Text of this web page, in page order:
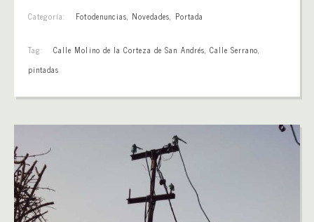
Categoría: Fotodenuncias, Novedades, Portada
Tag: Calle Molino de la Corteza de San Andrés, Calle Serrano,
pintadas